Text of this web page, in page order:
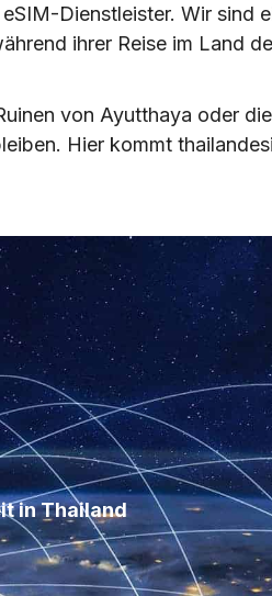
Dienstleister. Wir sind
ihrer Reise im Land
von Ayutthaya oder
Hier kommt
in Thailand